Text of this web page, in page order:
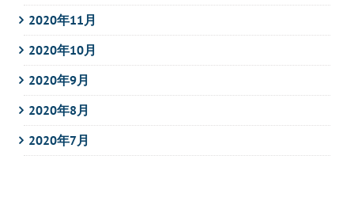
2020年11月
2020年10月
2020年9月
2020年8月
2020年7月